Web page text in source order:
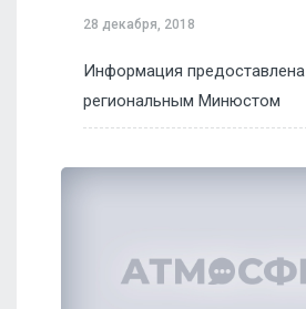
28 декабря, 2018
Информация предоставлена
региональным Минюстом